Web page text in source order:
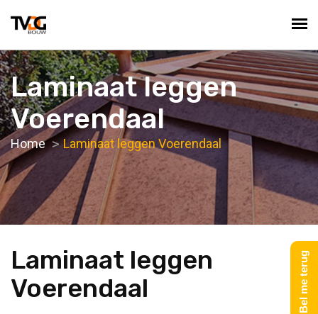
Laminaat leggen
Voerendaal
Home Laminaat leggen Voerendaal
Laminaat leggen
Voerendaal
Bel me terug